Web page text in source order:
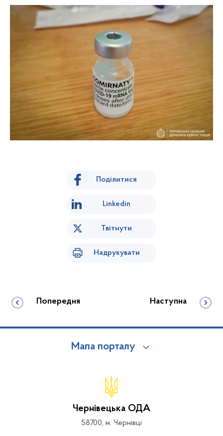
Поділитися
Linkedin
Твітнути
Надрукувати
Попередня Наступна
Мапа порталу
Чернівецька ОДА
58700, м. Чернівці